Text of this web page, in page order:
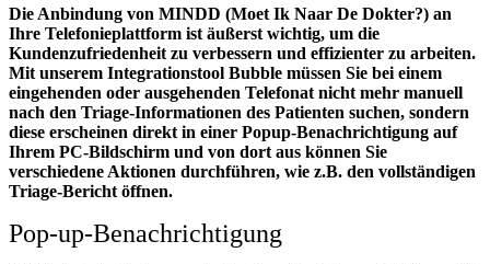
Die Anbindung von MINDD (Moet Ik Naar De Dokter?) an
Ihre Telefonieplattform ist äußerst wichtig, um die
Kundenzufriedenheit zu verbessern und effizienter zu arbeiten.
Mit unserem Integrationstool Bubble müssen Sie bei einem
eingehenden oder ausgehenden Telefonat nicht mehr manuell
nach den Triage-Informationen des Patienten suchen, sondern
diese erscheinen direkt in einer Popup-Benachrichtigung auf
Ihrem PC-Bildschirm und von dort aus können Sie
verschiedene Aktionen durchführen, wie z.B. den vollständigen
Triage-Bericht öffnen.
Pop-up-Benachrichtigung